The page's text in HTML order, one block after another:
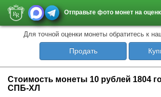
Отправьте фото монет на
Для точной оценки монеты обратитесь к
Продать
Стоимость монеты 10 рублей 1804
СПБ-ХЛ